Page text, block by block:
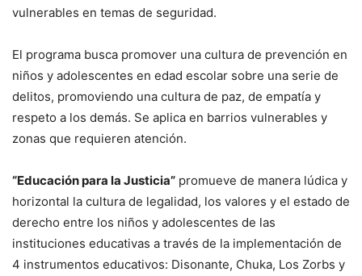
vulnerables en temas de seguridad.
El programa busca promover una cultura de prevención en
niños y adolescentes en edad escolar sobre una serie de
delitos, promoviendo una cultura de paz, de empatía y
respeto a los demás. Se aplica en barrios vulnerables y
zonas que requieren atención.
“Educación para la Justicia” promueve de manera lúdica y
horizontal la cultura de legalidad, los valores y el estado de
derecho entre los niños y adolescentes de las
instituciones educativas a través de la implementación de
4 instrumentos educativos: Disonante, Chuka, Los Zorbs y